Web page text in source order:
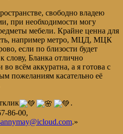
свободно владею
при необходимости могу
мебели. Крайне ценна для
например метро, МЦД, МЦК
если по близости будет
слову, Бланка отлично
во всём аккуратна, а я готова с
пожеланиям касательно её
.
86-00,
.»